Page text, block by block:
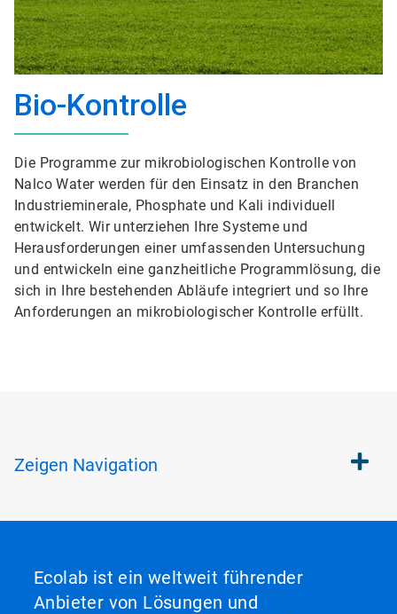
Bio-Kontrolle
Die Programme zur mikrobiologischen Kontrolle von
Nalco Water werden für den Einsatz in den Branchen
Industrieminerale, Phosphate und Kali individuell
entwickelt. Wir unterziehen Ihre Systeme und
Herausforderungen einer umfassenden Untersuchung
und entwickeln eine ganzheitliche Programmlösung, die
sich in Ihre bestehenden Abläufe integriert und so Ihre
Anforderungen an mikrobiologischer Kontrolle erfüllt.
Zeigen Navigation
Ecolab ist ein weltweit führender
Anbieter von Lösungen und